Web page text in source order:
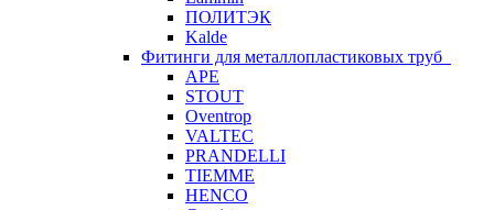
ПОЛИТЭК
Kalde
Фитинги для металлопластиковых труб
APE
STOUT
Oventrop
VALTEC
PRANDELLI
TIEMME
HENCO